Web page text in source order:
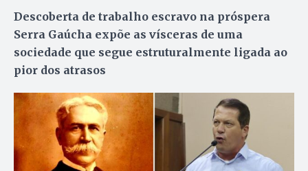
Descoberta de trabalho escravo na próspera
Serra Gaúcha expõe as vísceras de uma
sociedade que segue estruturalmente ligada ao
pior dos atrasos